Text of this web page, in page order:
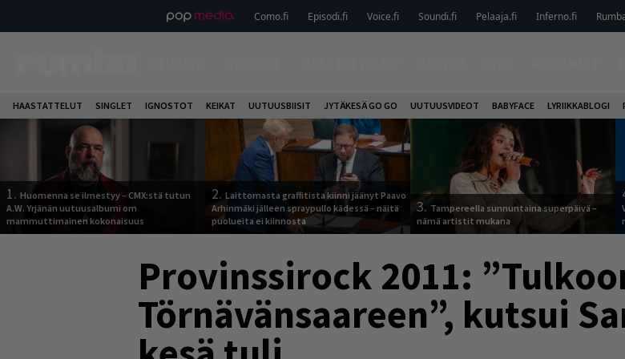
Como.fi Episodi.fi Voice.fi Soundi.fi Pelaaja.fi Inferno.fi
HAASTATTELUT SINGLET IGNOSTOT KEIKAT UUTUUSBIISIT JYTÄKESÄ GO GO UUTUUSVIDEOT BABYFACE LYRIIKKABLOGI
1. Huomenna se ilmestyy – CMX:stä tutun
A.W. Yrjänän uutuusalbumi om
mammuttimainen kokonaisuus
2. Laittomasta graffitista kiinni jäänyt Paavo
Arhinmäki jälleen spraypullo kädessä – näitä
puolueita ei kiinnosta
3. Tampereella sunnuntaina superpäivä –
nämä artistit mukana
Provinssirock 2011:
Törnävänsaareen”, kutsui